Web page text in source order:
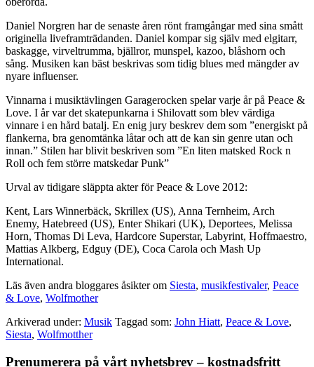
Daniel Norgren har de senaste åren rönt framgångar med sina smått
originella liveframträdanden. Daniel kompar sig själv med elgitarr,
baskagge, virveltrumma, bjällror, munspel, kazoo, blåshorn och
sång. Musiken kan bäst beskrivas som tidig blues med mängder av
nyare influenser.
Vinnarna i musiktävlingen Garagerocken spelar varje år på Peace &
Love. I år var det skatepunkarna i Shilovatt som blev värdiga
vinnare i en hård batalj. En enig jury beskrev dem som ”energiskt på
flankerna, bra genomtänka låtar och att de kan sin genre utan och
innan.” Stilen har blivit beskriven som ”En liten matsked Rock n
Roll och fem större matskedar Punk”
Urval av tidigare släppta akter för Peace & Love 2012:
Kent, Lars Winnerbäck, Skrillex (US), Anna Ternheim, Arch
Enemy, Hatebreed (US), Enter Shikari (UK), Deportees, Melissa
Horn, Thomas Di Leva, Hardcore Superstar, Labyrint, Hoffmaestro,
Mattias Alkberg, Edguy (DE), Coca Carola och Mash Up
International.
Läs även andra bloggares åsikter om Siesta, musikfestivaler, Peace
& Love, Wolfmother
Arkiverad under: Musik Taggad som: John Hiatt, Peace & Love,
Siesta, Wolfmotther
Primärt
Prenumerera på vårt nyhetsbrev – kostnadsfritt